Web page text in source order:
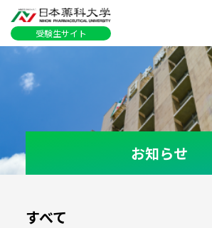
受験生サイト
お知らせ
すべて